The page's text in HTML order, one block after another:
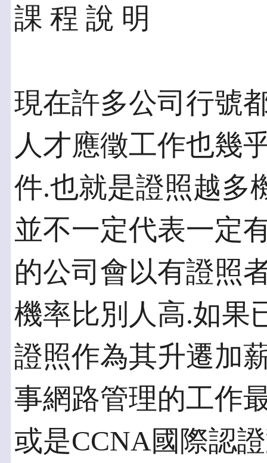
課 程 說 明
現在許多公司行號
人才應徵工作也幾
件.也就是證照越多
並不一定代表一定
的公司會以有證照
機率比別人高.如果
證照作為其升遷加
事網路管理的工作
或是CCNA國際認